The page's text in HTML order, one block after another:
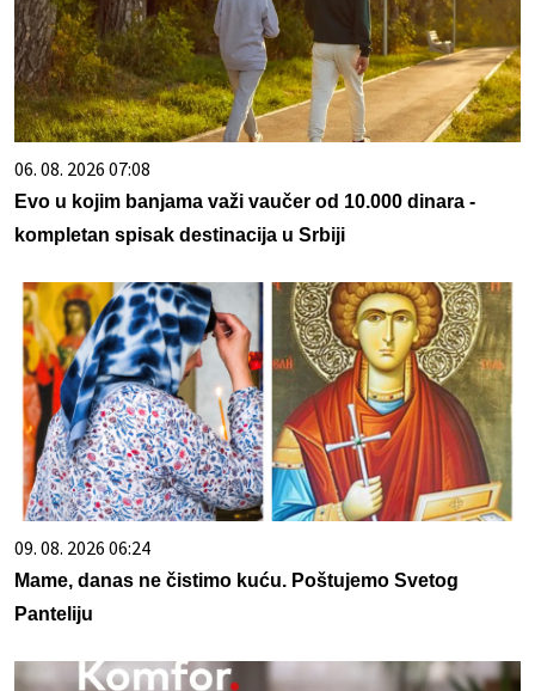
06. 08. 2026 07:08
Evo u kojim banjama važi vaučer od 10.000 dinara -
kompletan spisak destinacija u Srbiji
09. 08. 2026 06:24
Mame, danas ne čistimo kuću. Poštujemo Svetog
Panteliju